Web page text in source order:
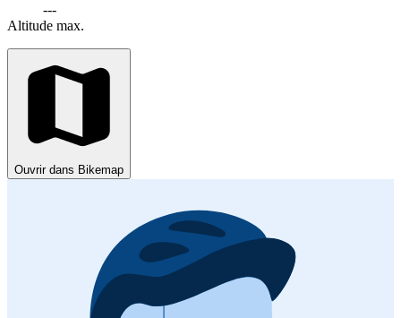
---
Altitude max.
Ouvrir dans Bikemap